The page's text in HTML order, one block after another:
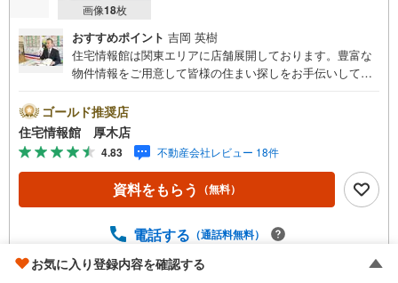
画像18枚
おすすめポイント 吉岡 英樹
住宅情報館は関東エリアに店舗展開しております。豊富な
物件情報をご用意して皆様の住まい探しをお手伝いしてお
さい。住宅ローン相談会も同時開催中無理のない住宅ロー
ンの試算やご購入の際にかかる諸費用の概算も行っており
ます。しっかりとした資金計画のアドバイスをさせて頂き
ますので、お気軽にご相談ください。
ゴールド推奨店
住宅情報館 厚木店
4.83 不動産会社レビュー 18件
資料をもらう （無料）
電話する （通話料無料）
お気に入り登録内容を確認する